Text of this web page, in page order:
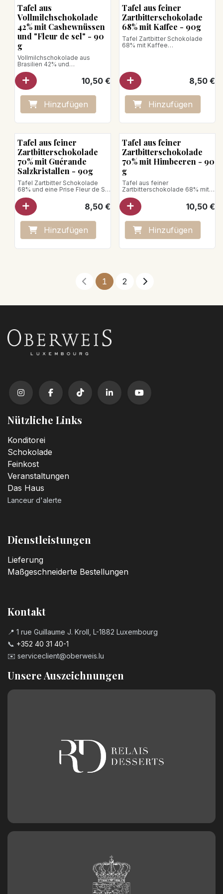
Tafel aus
Vollmilchschokolade
42% mit Cashewnüssen
und "Fleur de sel" - 90
g
Vollmilchschokolade aus
Brasilien 42% und
Cashewstückchen, subtil
verfeinert mit einer leichten
Note von Fleur de Sel.
Nettogewicht: 90g
10,50€
Hinzufügen
Tafel aus feiner
Zartbitterschokolade
68% mit Kaffee - 90g
Tafel Zartbitter Schokolade
68% mit Kaffee
gerösteten Trockenfrüchten,
kombiniert mit Kaffeebohnen.
Veganes Produkt
Nettogewicht: 90g
8,50€
Hinzufügen
Tafel aus feiner
Zartbitterschokolade
70% mit Guérande
Salzkristallen - 90g
Tafel Zartbitter Schokolade
68% und eine Prise Fleur de Sel
Zartbitter Schokolade aus
Ghana/Madagaskar mit Noten
von Kakao, Früchten und
gerösteten Trockenfrüchten,
verfeinert mit feinen Kristallen
von Fleur de Sel.
Nettogewicht: 90g
Veganes Produkt
8,50€
Hinzufügen
Tafel aus feiner
Zartbitterschokolade
70% mit Himbeeren - 90
g
Tafel aus feiner
Zartbitterschokolade 68% mit
Himbeeren
Zartbitterschokolade aus
Ghana/Madagaskar kombiniert
mit kleinen Himbeerstückchen.
Nettogewicht: 90 g
10,50€
Hinzufügen
1 2
Nützliche Links
Konditorei
Schokolade
Feinkost
Veranstaltungen
Das Haus
Lanceur d'alerte
Dienstleistungen
Lieferung
Maßgeschneiderte Bestellungen
Kontakt
📍 1 rue Guillaume J. Kroll, L-1882 Luxembourg
📞 +352 40 31 40-1
✉️ serviceclient@oberweis.lu
Unsere Auszeichnungen